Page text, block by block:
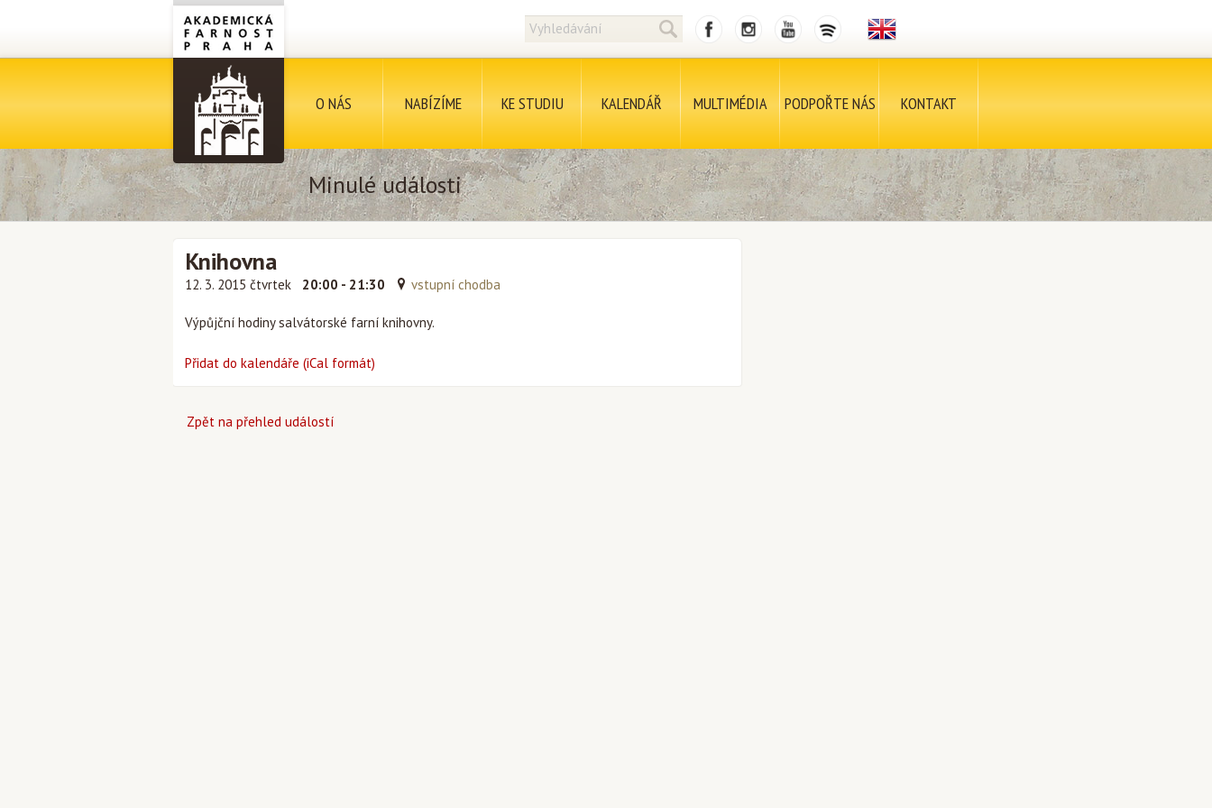
O NÁS NABÍZÍME KE STUDIU KALENDÁŘ MULTIMÉDIA PODPOŘTE NÁS KONTAKT
Minulé události
Knihovna
12. 3. 2015 čtvrtek 20:00 - 21:30 vstupní chodba
Výpůjční hodiny salvátorské farní knihovny.
Přidat do kalendáře (iCal formát)
Zpět na přehled událostí